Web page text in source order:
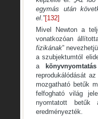
egymás után
el.”[132]
Mivel Newton a
vonatkozóan
fizikának”
a szubjektumtól
a
reprodukálódását
mozgatható betűk
felfogható világ
nyomtatott betűk
eredményezték.